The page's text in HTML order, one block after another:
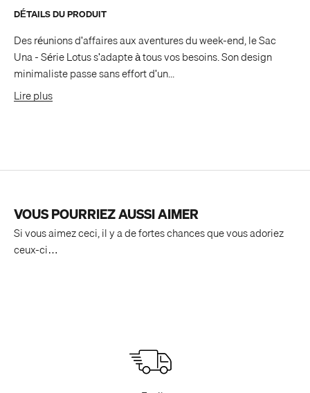
DÉTAILS DU PRODUIT
Des réunions d'affaires aux aventures du week-end, le Sac
Una - Série Lotus s'adapte à tous vos besoins. Son design
minimaliste passe sans effort d'un...
Lire plus
Si vous aimez ceci, il y a de fortes chances que vous adoriez
ceux-ci…